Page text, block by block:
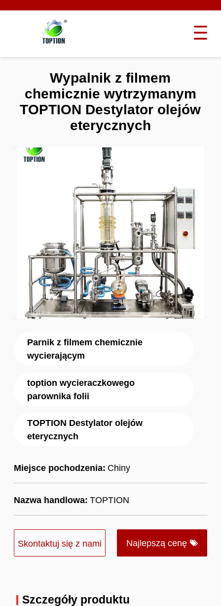
Parnik z filmem chemicznie
wycierającym
toption wycieraczkowego
parownika folii
TOPTION Destylator olejów
eterycznych
Miejsce pochodzenia: Chiny
Nazwa handlowa: TOPTION
Skontaktuj się z nami Najlepszą cenę
Wypalnik z filmem
chemicznie wytrzymanym
TOPTION Destylator olejów
eterycznych
Szczegóły produktu